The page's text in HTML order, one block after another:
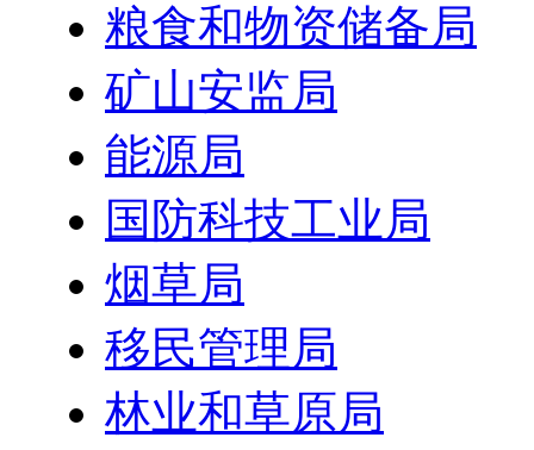
粮食和物资储备局
矿山安监局
能源局
国防科技工业局
烟草局
移民管理局
林业和草原局